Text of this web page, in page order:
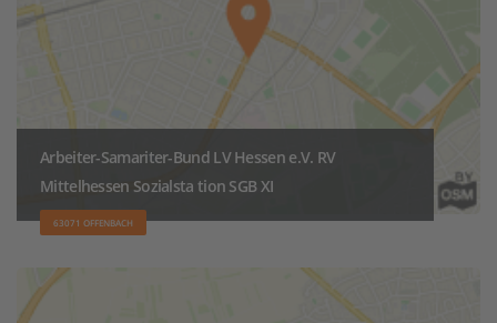
Arbeiter-Samariter-Bund LV Hessen e.V. RV
Mittelhessen Sozialsta tion SGB XI
63071 OFFENBACH